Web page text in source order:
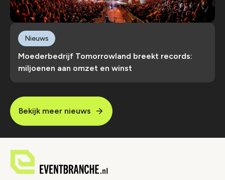
Moederbedrijf Tomorrowland breekt records:
miljoenen aan omzet en winst
Nieuws
Bekijk meer nieuws